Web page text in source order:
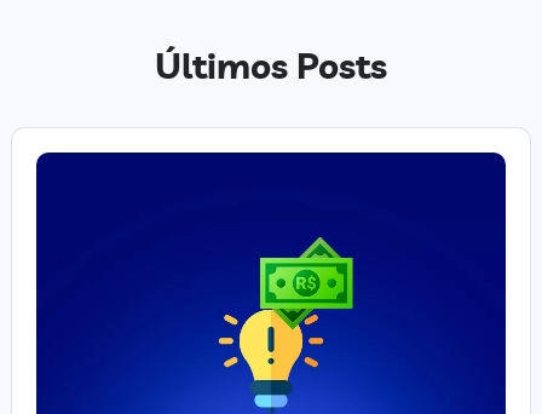
Últimos Posts